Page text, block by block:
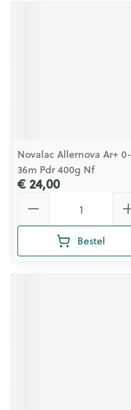
Novalac Allernova Ar+ 0-
36m Pdr 400g Nf
€ 24,00
Bestel